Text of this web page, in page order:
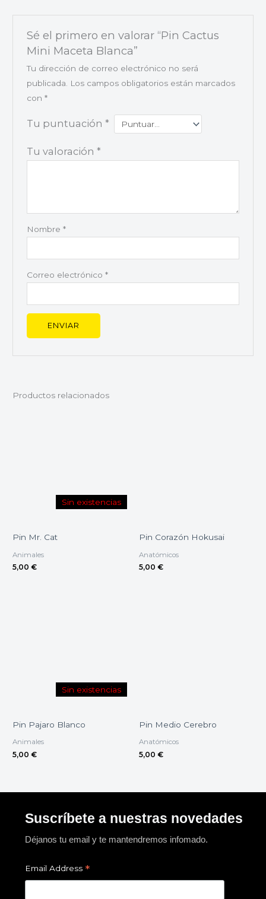
Sé el primero en valorar “Pin Cactus
Mini Maceta Blanca”
Tu dirección de correo electrónico no será
publicada.
Los campos obligatorios están marcados
con *
Tu puntuación *
Tu valoración *
Nombre *
Correo electrónico *
Productos relacionados
Sin existencias
Pin Mr. Cat
Animales
5,00 €
Pin Corazón Hokusai
Anatómicos
5,00 €
Sin existencias
Pin Pajaro Blanco
Animales
5,00 €
Pin Medio Cerebro
Anatómicos
5,00 €
Suscríbete a nuestras novedades
Déjanos tu email y te mantendremos infomado.
Email Address *